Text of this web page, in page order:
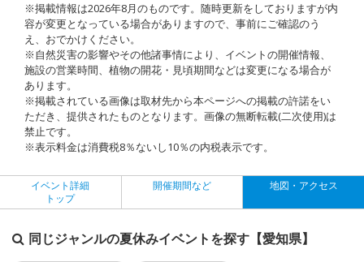
※掲載情報は2026年8月のものです。随時更新をしておりますが内
容が変更となっている場合がありますので、事前にご確認のう
え、おでかけください。
※自然災害の影響やその他諸事情により、イベントの開催情報、
施設の営業時間、植物の開花・見頃期間などは変更になる場合が
あります。
※掲載されている画像は取材先から本ページへの掲載の許諾をい
ただき、提供されたものとなります。画像の無断転載(二次使用)は
禁止です。
※表示料金は消費税8％ないし10％の内税表示です。
イベント詳細
トップ
開催期間など 地図・アクセス
同じジャンルの夏休みイベントを探す【愛知県】